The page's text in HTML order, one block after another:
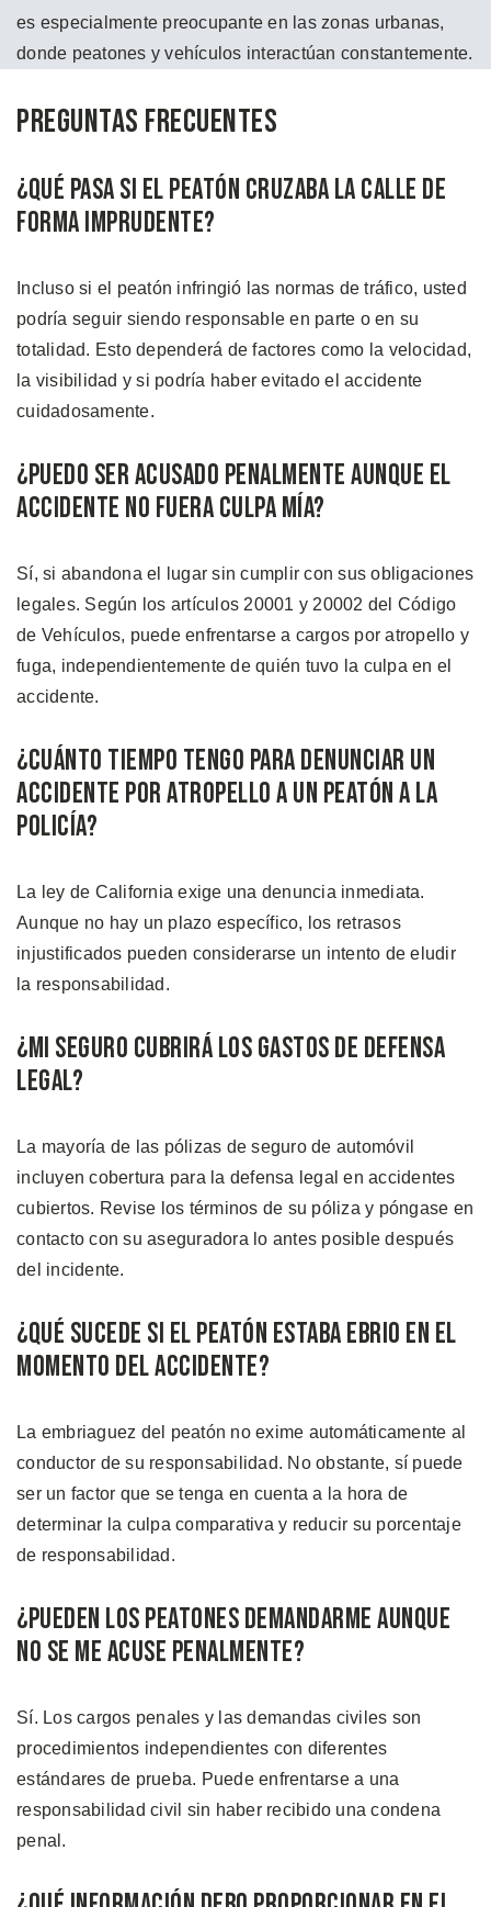
es especialmente preocupante en las zonas urbanas,
donde peatones y vehículos interactúan constantemente.
Preguntas Frecuentes
¿Qué Pasa si el Peatón Cruzaba la Calle de
Forma Imprudente?
Incluso si el peatón infringió las normas de tráfico, usted
podría seguir siendo responsable en parte o en su
totalidad. Esto dependerá de factores como la velocidad,
la visibilidad y si podría haber evitado el accidente
cuidadosamente.
¿Puedo Ser Acusado Penalmente Aunque el
Accidente No Fuera Culpa Mía?
Sí, si abandona el lugar sin cumplir con sus obligaciones
legales. Según los artículos 20001 y 20002 del Código
de Vehículos, puede enfrentarse a cargos por atropello y
fuga, independientemente de quién tuvo la culpa en el
accidente.
¿Cuánto Tiempo Tengo Para Denunciar un
Accidente Por Atropello a un Peatón a la
Policía?
La ley de California exige una denuncia inmediata.
Aunque no hay un plazo específico, los retrasos
injustificados pueden considerarse un intento de eludir
la responsabilidad.
¿Mi Seguro Cubrirá los Gastos de Defensa
Legal?
La mayoría de las pólizas de seguro de automóvil
incluyen cobertura para la defensa legal en accidentes
cubiertos. Revise los términos de su póliza y póngase en
contacto con su aseguradora lo antes posible después
del incidente.
¿Qué Sucede si el Peatón Estaba Ebrio en el
Momento del Accidente?
La embriaguez del peatón no exime automáticamente al
conductor de su responsabilidad. No obstante, sí puede
ser un factor que se tenga en cuenta a la hora de
determinar la culpa comparativa y reducir su porcentaje
de responsabilidad.
¿Pueden Los Peatones Demandarme Aunque
no se me Acuse Penalmente?
Sí. Los cargos penales y las demandas civiles son
procedimientos independientes con diferentes
estándares de prueba. Puede enfrentarse a una
responsabilidad civil sin haber recibido una condena
penal.